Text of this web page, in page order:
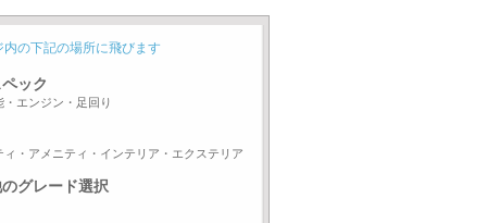
内の下記の場所に飛びます
ック
・エンジン・足回り
ィ・アメニティ・インテリア・エクステリア
グレード選択